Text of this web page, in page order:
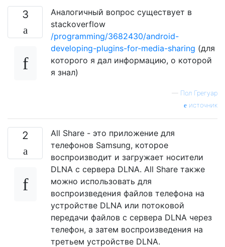
3
Аналогичный вопрос существует в
stackoverflow
/programming/3682430/android-
developing-plugins-for-media-sharing (для
которого я дал информацию, о которой
я знал)
— Пол Грегуар
источник
2
All Share - это приложение для
телефонов Samsung, которое
воспроизводит и загружает носители
DLNA с сервера DLNA. All Share также
можно использовать для
воспроизведения файлов телефона на
устройстве DLNA или потоковой
передачи файлов с сервера DLNA через
телефон, а затем воспроизведения на
третьем устройстве DLNA.